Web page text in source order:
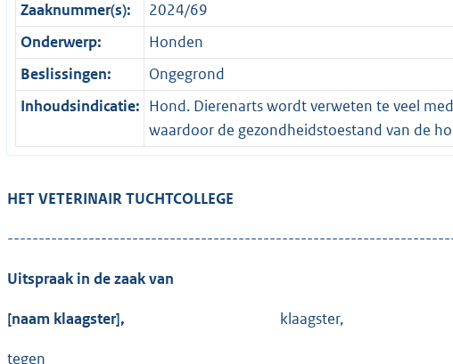
Zaaknummer(s):
2024/69
Onderwerp:
Honden
Beslissingen:
Ongegrond
Inhoudsindicatie: Hond. Dierenarts wordt verweten te veel
waardoor de gezondheidstoestand van de
HET VETERINAIR TUCHTCOLLEGE
Uitspraak in de zaak van
[naam klaagster], klaagster,
tegen